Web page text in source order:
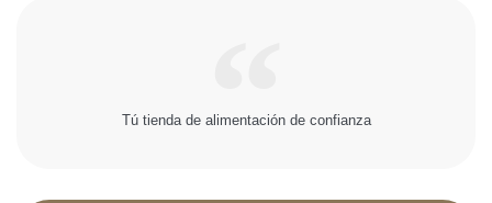
Tú tienda de alimentación de confianza